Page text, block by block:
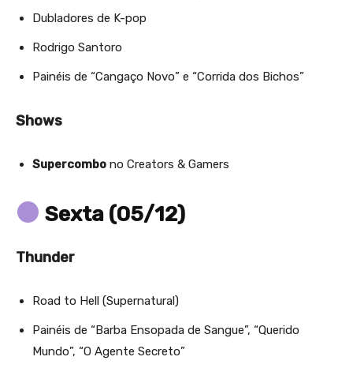
Dubladores de K-pop
Rodrigo Santoro
Painéis de “Cangaço Novo” e “Corrida dos Bichos”
Shows
Supercombo no Creators & Gamers
Sexta (05/12)
Thunder
Road to Hell (Supernatural)
Painéis de “Barba Ensopada de Sangue”, “Querido
Mundo”, “O Agente Secreto”